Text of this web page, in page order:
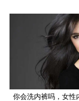
你会洗内裤吗，女性